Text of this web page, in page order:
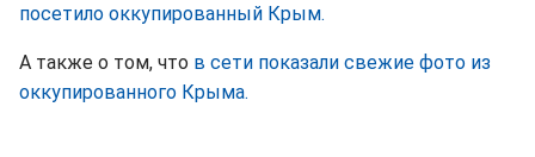
посетило оккупированный Крым.
А также о том, что в сети показали свежие фото из
оккупированного Крыма.